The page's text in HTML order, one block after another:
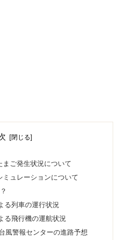
ご発生状況について
ュレーションについて
る列車の運行状況
る飛行機の運航状況
風警報センターの進路予想